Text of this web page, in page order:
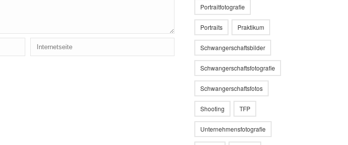
Portraitfotografie
Portraits Praktikum
Schwangerschaftsbilder
Schwangerschaftsfotografie
Schwangerschaftsfotos
Shooting TFP
Unternehmensfotografie